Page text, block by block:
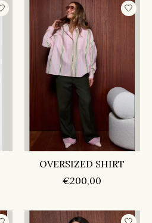
OVERSIZED SHIRT
€200,00